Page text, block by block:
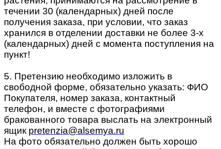
течении 30 (календарных) дней после
получения заказа, при условии, что заказ
хранился в отделении доставки не более 3-х
(календарных) дней с момента поступления на
пункт!
5. Претензию необходимо изложить в
свободной форме, обязательно указать: ФИО
Покупателя, номер заказа, контактный
телефон, и вместе с фотографиями
бракованного товара выслать на электронный
ящик pretenzia@alsemya.ru
На фото обязательно должен быть хорошо